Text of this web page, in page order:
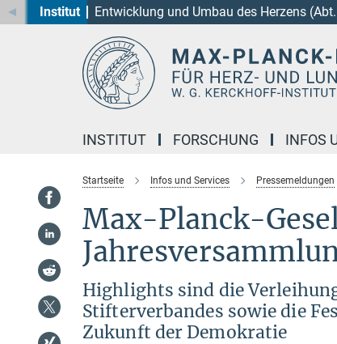
Hauptinhalt
Institut Entwicklung und Umbau des Herzens
INSTITUT FORSCHUNG INFOS
Startseite Infos und Services Pressemeldungen
Max-Planck-
Highlights sind die
Stifterverbandes sowie die
Zukunft der Demokratie